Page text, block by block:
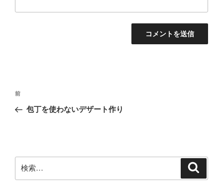
投
ナ
ー
シ
前
の
前
包丁を使わないデザート作り
索: